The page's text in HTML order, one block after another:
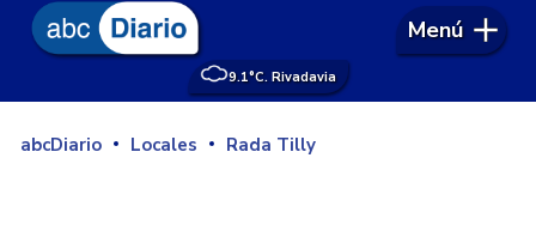
9.1°C. Rivadavia
Menú
abcDiario Locales Rada Tilly